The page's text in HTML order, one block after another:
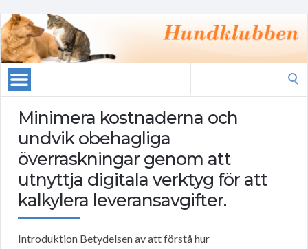
Minimera kostnaderna och
undvik obehagliga
överraskningar genom att
utnyttja digitala verktyg för att
kalkylera leveransavgifter.
Introduktion Betydelsen av att förstå hur